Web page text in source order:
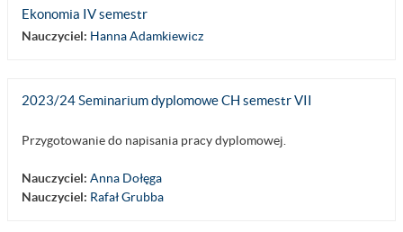
Ekonomia IV semestr
Nauczyciel: Hanna Adamkiewicz
2023/24 Seminarium dyplomowe CH semestr VII
Przygotowanie do napisania pracy dyplomowej.
Nauczyciel: Anna Dołęga
Nauczyciel: Rafał Grubba